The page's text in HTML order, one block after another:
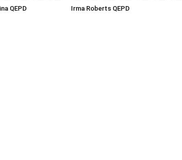
QEPD Irma Roberts QEPD